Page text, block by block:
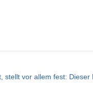
stellt vor allem fest: